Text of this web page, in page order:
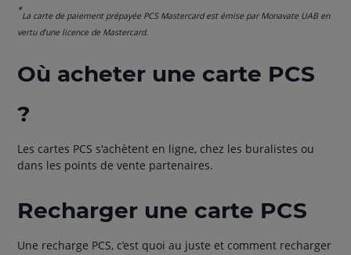
*
La carte de paiement prépayée PCS Mastercard est émise par Monavate UAB en
vertu d’une licence de Mastercard.
Où acheter une carte PCS
?
Les cartes PCS s'achètent en ligne, chez les buralistes ou
dans les points de vente partenaires.
Recharger une carte PCS
Une recharge PCS, c’est quoi au juste et comment recharger